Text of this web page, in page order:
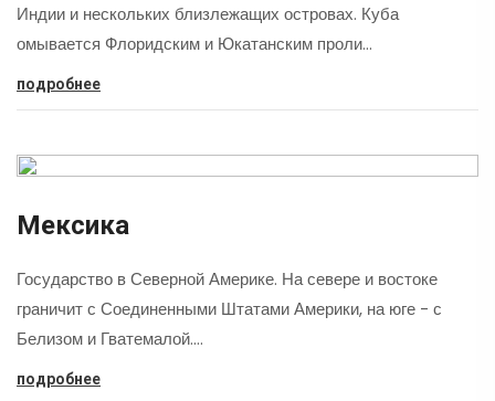
Индии и нескольких близлежащих островах. Куба
омывается Флоридским и Юкатанским проли…
подробнее
Мексика
Государство в Северной Америке. На севере и востоке
граничит с Соединенными Штатами Америки, на юге - с
Белизом и Гватемалой.…
подробнее